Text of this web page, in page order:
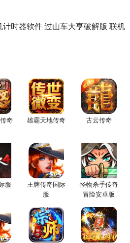
计时器软件过山车大亨破解版 联机
奇 雄霸天地传奇 古云传奇
服
王牌传奇国际
服
怪物杀手传奇
冒险安卓版